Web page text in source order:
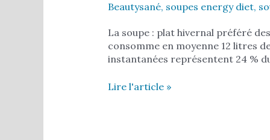
Beautysané, soupes energy diet,
La soupe : plat hivernal préféré
consomme en moyenne 12 litres
instantanées représentent 24 %
Lire l'article »